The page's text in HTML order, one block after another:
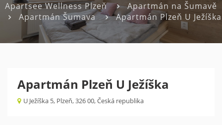
Apartsee Wellness Plzeň
Apartmán na Šumavě
Apartmán Šumava
Apartmán Plzeň U Ježíška
Apartmán Plzeň U Ježíška
U Ježíška 5, Plzeň, 326 00, Česká republika